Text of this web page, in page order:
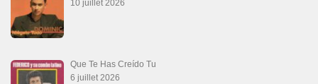
10 juillet 2026
Que Te Has Creído Tu
6 juillet 2026